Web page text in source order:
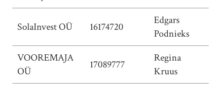
SolaInvest OÜ 16174720
Edgars
Podnieks
VOOREMAJA
OÜ
17089777
Regina
Kruus